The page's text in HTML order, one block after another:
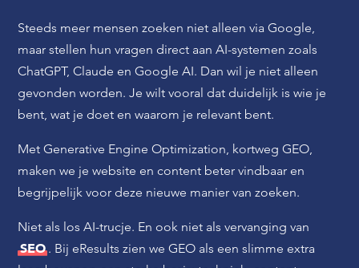
Steeds meer mensen zoeken niet alleen via Google,
maar stellen hun vragen direct aan AI-systemen zoals
ChatGPT, Claude en Google AI. Dan wil je niet alleen
gevonden worden. Je wilt vooral dat duidelijk is wie je
bent, wat je doet en waarom je relevant bent.
Met Generative Engine Optimization, kortweg GEO,
maken we je website en content beter vindbaar en
begrijpelijk voor deze nieuwe manier van zoeken.
Niet als los AI-trucje. En ook niet als vervanging van
SEO . Bij eResults zien we GEO als een slimme extra